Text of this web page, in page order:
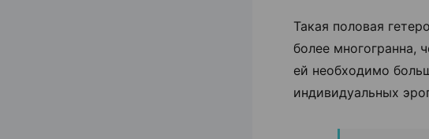
Такая половая
более многогранна,
ей необходимо
индивидуальных